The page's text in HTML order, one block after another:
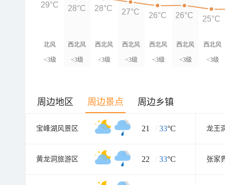
北风
<3级
西北风
<3级
西北风
<3级
西北风
<3级
西北风
<3级
西北风
<3级
西北风
<3级
29°C 28°C 28°C 27°C 26°C 26°C 25°C
周边地区 周边景点 周边乡镇
宝峰湖风景区 21 / 33°C 龙王
黄龙洞旅游区 22 / 33°C 张家